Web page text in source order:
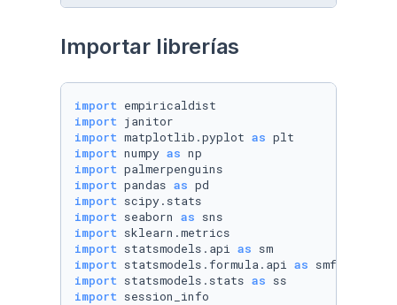
Importar librerías
import
import
import matplotlib.pyplot as
import numpy as
import
import pandas as
import
import seaborn as
import
import statsmodels.api as
import statsmodels.formula.api as
import statsmodels.stats as
import session_info